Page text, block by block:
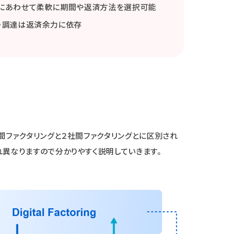
あわせて柔軟に期間や返済方法を選択可能
調達は返済余力に依存
ァクタリングと２社間ファクタリングとに区別され
なりますので分かりやすく説明していきます。